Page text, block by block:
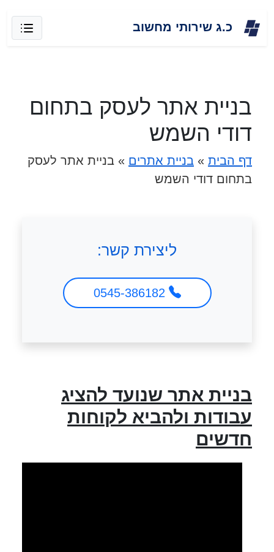
כ.ג שירותי מחשוב
בניית אתר לעסק בתחום
דודי השמש
דף הבית » בניית אתרים » בניית אתר לעסק
בתחום דודי השמש
ליצירת קשר:
בניית אתר שנועד להציג
עבודות ולהביא לקוחות
חדשים